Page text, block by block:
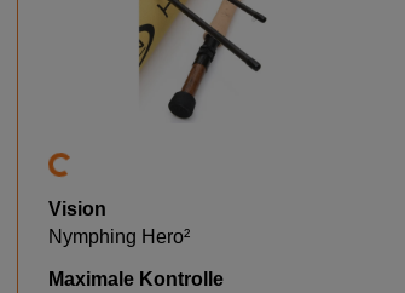
Vision
Nymphing Hero²
Maximale Kontrolle